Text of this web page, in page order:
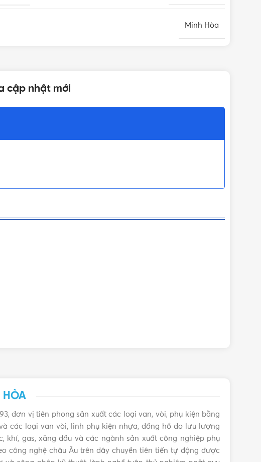
Minh Hòa
cập nhật mới
HÒA
đơn vị tiên phong sản xuất các loại van, vòi, phụ kiện bằng
các loại van vòi, linh phụ kiện nhựa, đồng hồ đo lưu lượng
khí, gas, xăng dầu và các ngành sản xuất công nghiệp phụ
công nghệ châu Âu trên dây chuyền tiên tiến tự động được